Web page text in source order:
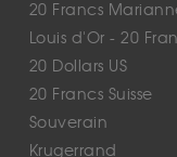
20 Francs
Louis d'Or - 20
20 Dollars US
20 Francs Suisse
Souverain
Krugerrand